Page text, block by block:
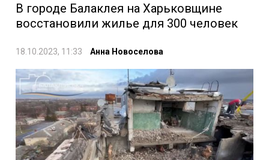
В городе Балаклея на Харьковщине
восстановили жилье для 300 человек
18.10.2023, 11:33 Анна Новоселова